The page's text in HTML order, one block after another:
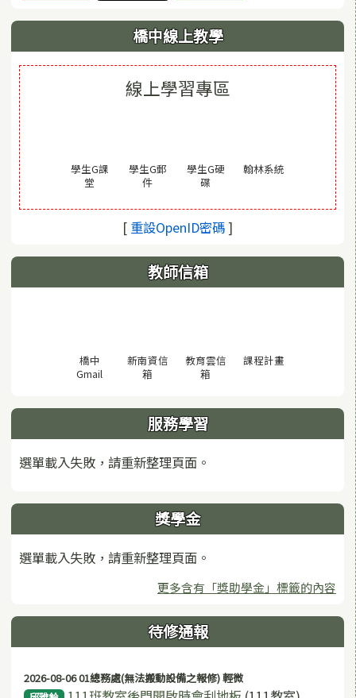
橋中線上教學
線上學習專區
學生G課
堂
學生G郵
件(另開視窗)
學生G硬
碟(另開視窗)
翰林系統(另開視窗)
[ 重設OpenID密碼(另開視窗)
]
教師信箱
橋中
Gmail (另開視窗)
新南資信
箱
教育雲信
箱
課程計畫(另開視窗)
服務學習
選單載入失敗，請重新整理頁面。
獎學金
選單載入失敗，請重新整理頁面。
更多含有「獎助學金」標籤的內容
待修通報
2026-08-06 01總務處(無法搬動設備之報修) 輕微